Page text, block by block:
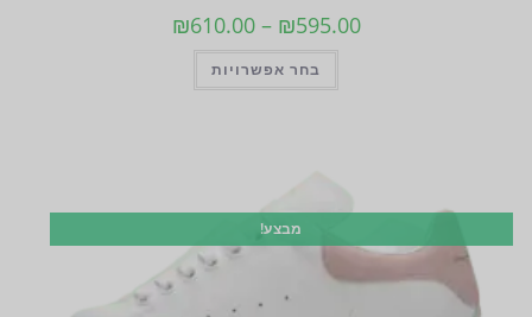
₪595.00
–
₪610.00
בחר אפשרויות
מבצע!